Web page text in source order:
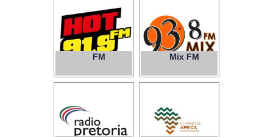
Hot
91.9
FM Mix FM
93.8